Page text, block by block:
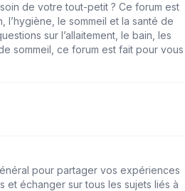
de votre tout-petit ? Ce forum est
l’hygiène, le sommeil et la santé de
sur l’allaitement, le bain, les
sommeil, ce forum est fait pour vous
pour partager vos expériences
et échanger sur tous les sujets liés à